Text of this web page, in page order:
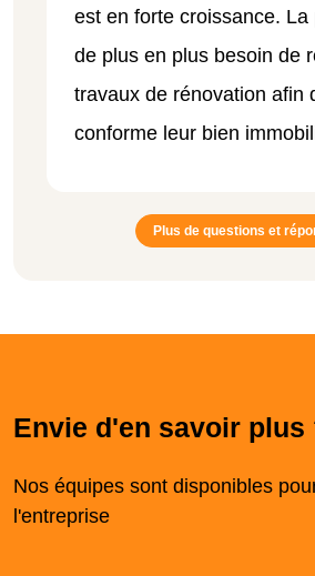
est en forte croissance. La
de plus en plus besoin de
travaux de rénovation afin
conforme leur bien
Plus de questions et
Envie d'en savoir plus
Nos équipes sont disponibles
l'entreprise